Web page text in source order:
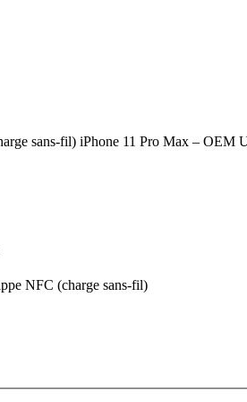
sans-fil) iPhone 11 Pro Max – OEM
NFC (charge sans-fil)